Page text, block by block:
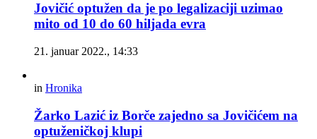
Jovičić optužen da je po legalizaciji uzimao
mito od 10 do 60 hiljada evra
21. januar 2022., 14:33
in Hronika
Žarko Lazić iz Borče zajedno sa Jovičićem na
optuženičkoj klupi